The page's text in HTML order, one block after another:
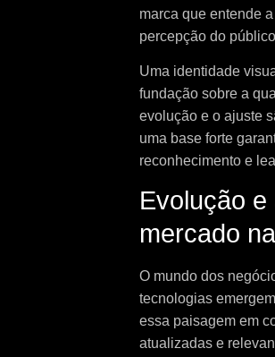
marca que entende
percepção do
Uma identidade
fundação sobre a
evolução e o ajuste
uma base forte
reconhecimento e
Evolução
mercado
O mundo dos
tecnologias
essa paisagem em
atualizadas e